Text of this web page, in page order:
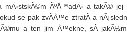
mÄ›stskÃ©m ÃºÅ™adÄ› a takÃ©
se pak zvÃ­Å™e ztratÃ­ a
a ten jim Å™ekne, sÂ